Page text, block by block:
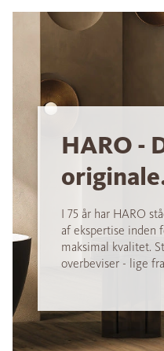
HARO -
I 75 år har HARO
af ekspertise inden
maksimal kvalitet.
overbeviser - lige